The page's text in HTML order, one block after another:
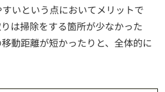
いという点においてメリットで
は掃除をする箇所が少なかった
動距離が短かったりと、全体的に